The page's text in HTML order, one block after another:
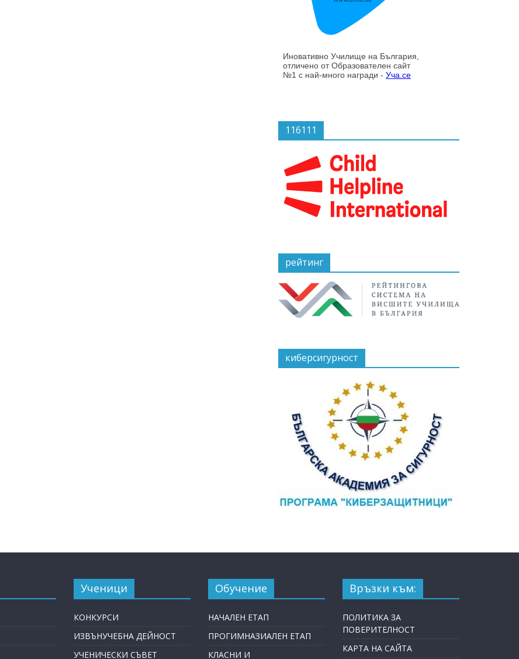
116111
рейтинг
киберсигурност
Ученици
КОНКУРСИ
ИЗВЪНУЧЕБНА ДЕЙНОСТ
УЧЕНИЧЕСКИ СЪВЕТ
Обучение
НАЧАЛЕН ЕТАП
ПРОГИМНАЗИАЛЕН ЕТАП
КЛАСНИ И
Връзки към:
ПОЛИТИКА ЗА
ПОВЕРИТЕЛНОСТ
КАРТА НА САЙТА